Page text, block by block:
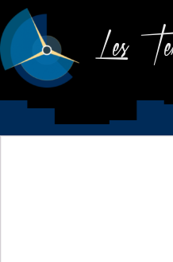
Les